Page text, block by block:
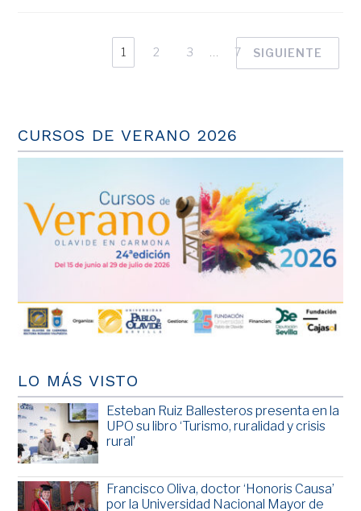
1 2 3 7 SIGUIENTE
CURSOS DE VERANO 2026
LO MÁS VISTO
Esteban Ruiz Ballesteros presenta en la
UPO su libro ‘Turismo, ruralidad y crisis
rural’
Francisco Oliva, doctor ‘Honoris Causa’
por la Universidad Nacional Mayor de